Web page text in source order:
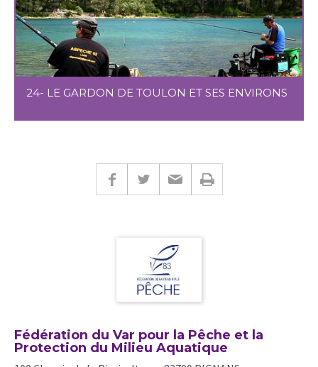
24- LE GARDON DE TOULON ET SES ENVIRONS
Fédération du Var pour la Pêche et la
Protection du Milieu Aquatique